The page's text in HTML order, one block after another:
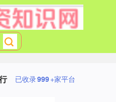
已收录999+家平台